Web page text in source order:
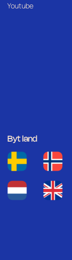
Youtube
Byt land